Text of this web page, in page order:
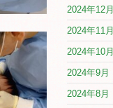
2024年12月
2024年11月
2024年10月
2024年9月
2024年8月